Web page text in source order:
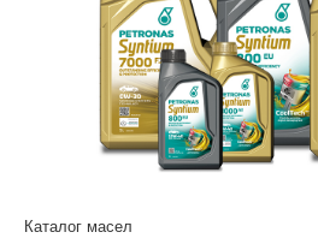
Каталог масел